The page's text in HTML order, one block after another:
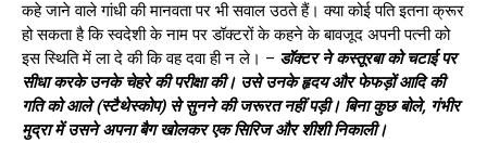
कहे जाने वाले गांधी की मानवता पर भी सवाल उठते हैं। क्या कोई पति इतना क्रूर
हो सकता है कि स्वदेशी के नाम पर डॉक्टरों के कहने के बावजूद अपनी पत्नी को
इस स्थिति में ला दे की कि वह दवा ही न ले। – डॉक्टर ने कस्तूरबा को चटाई पर
सीधा करके उनके चेहरे की परीक्षा की। उसे उनके हृदय और फेफड़ों आदि की
गति को आले (स्टैथेस्कोप) से सुनने की जरूरत नहीं पड़ी। बिना कुछ बोले, गंभीर
मुद्रा में उसने अपना बैग खोलकर एक सिरिज और शीशी निकाली।